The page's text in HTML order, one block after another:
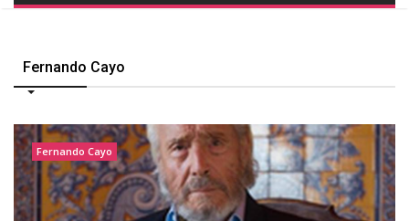
Fernando Cayo
Fernando Cayo